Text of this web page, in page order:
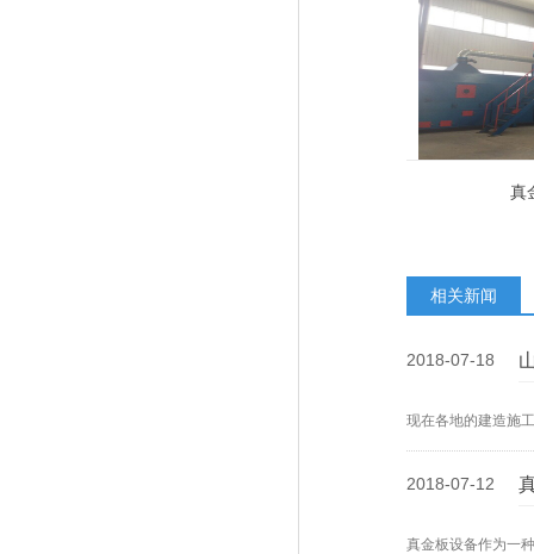
真
相关新闻
2018-07-18
现在各地的建造施
2018-07-12
真金板设备作为一